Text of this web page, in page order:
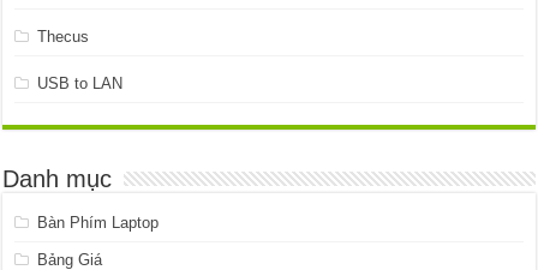
Thecus
USB to LAN
Danh mục
Bàn Phím Laptop
Bảng Giá